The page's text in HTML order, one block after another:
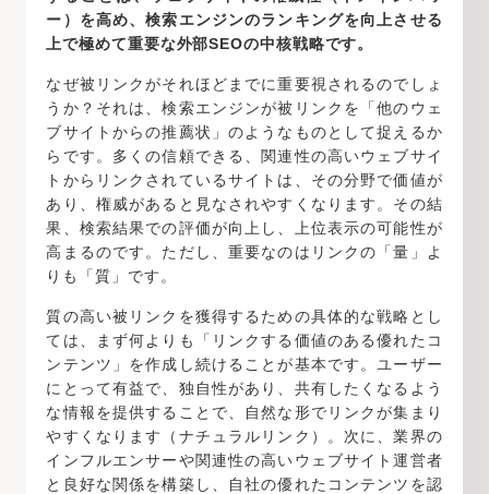
ー）を高め、検索エンジンのランキングを向上させる
上で極めて重要な外部SEOの中核戦略です。
なぜ被リンクがそれほどまでに重要視されるのでしょ
うか？それは、検索エンジンが被リンクを「他のウェ
ブサイトからの推薦状」のようなものとして捉えるか
らです。多くの信頼できる、関連性の高いウェブサイ
トからリンクされているサイトは、その分野で価値が
あり、権威があると見なされやすくなります。その結
果、検索結果での評価が向上し、上位表示の可能性が
高まるのです。ただし、重要なのはリンクの「量」よ
りも「質」です。
質の高い被リンクを獲得するための具体的な戦略とし
ては、まず何よりも「リンクする価値のある優れたコ
ンテンツ」を作成し続けることが基本です。ユーザー
にとって有益で、独自性があり、共有したくなるよう
な情報を提供することで、自然な形でリンクが集まり
やすくなります（ナチュラルリンク）。次に、業界の
インフルエンサーや関連性の高いウェブサイト運営者
と良好な関係を構築し、自社の優れたコンテンツを認